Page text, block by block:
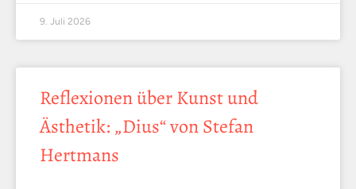
9. Juli 2026
Reflexionen über Kunst und
Ästhetik: „Dius“ von Stefan
Hertmans